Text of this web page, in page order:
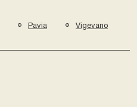
Pavia Vigevano